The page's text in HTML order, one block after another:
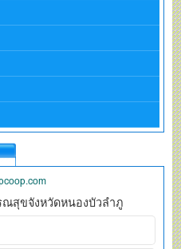
สุขจังหวัดหนองบัวลำภู